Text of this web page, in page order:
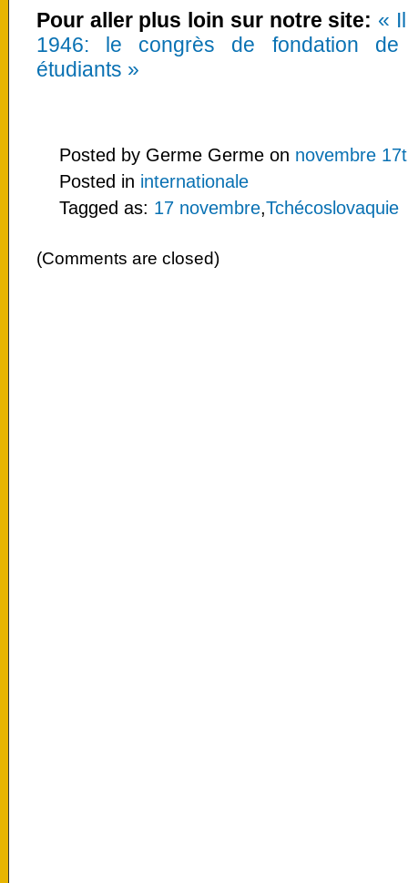
Pour aller plus loin sur notre site: «
1946: le congrès de fondation de
étudiants »
Posted by Germe Germe on novembre
Posted in internationale
Tagged as: 17 novembre,Tchécoslovaquie
(Comments are closed)